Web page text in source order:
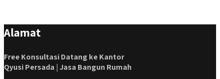
Alamat
Free Konsultasi Datang ke Kantor
Qyusi Persada | Jasa Bangun Rumah